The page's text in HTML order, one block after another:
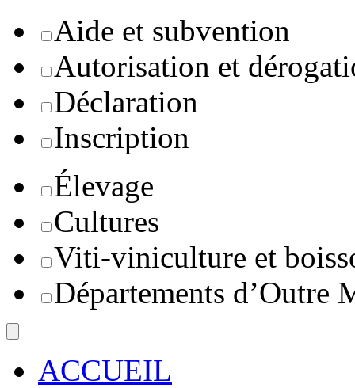
Aide et subvention
Autorisation et
Déclaration
Inscription
Élevage
Cultures
Viti-viniculture et
Départements d’Outre
ACCUEIL